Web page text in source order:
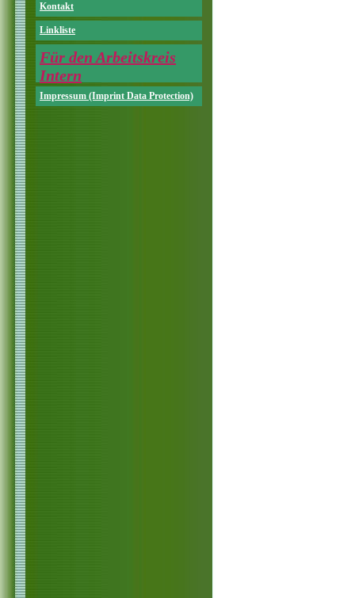
Kontakt
Linkliste
Für den Arbeitskreis
Intern
Impressum (Imprint Data Protection)